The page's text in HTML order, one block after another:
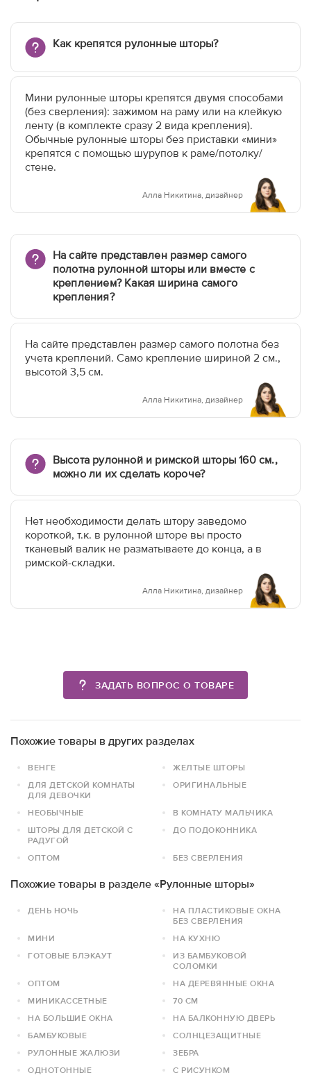
Как крепятся рулонные шторы?
Мини рулонные шторы крепятся двумя способами
(без сверления): зажимом на раму или на клейкую
ленту (в комплекте сразу 2 вида крепления).
Обычные рулонные шторы без приставки «мини»
крепятся с помощью шурупов к раме/потолку/
стене.
Алла Никитина, дизайнер
На сайте представлен размер самого
полотна рулонной шторы или вместе с
креплением? Какая ширина самого
крепления?
На сайте представлен размер самого полотна без
учета креплений. Само крепление шириной 2 см.,
высотой 3,5 см.
Алла Никитина, дизайнер
Высота рулонной и римской шторы 160 см.,
можно ли их сделать короче?
Нет необходимости делать штору заведомо
короткой, т.к. в рулонной шторе вы просто
тканевый валик не разматываете до конца, а в
римской-складки.
Алла Никитина, дизайнер
ЗАДАТЬ ВОПРОС О ТОВАРЕ
Похожие товары в других разделах
ВЕНГЕ
ЖЕЛТЫЕ ШТОРЫ
ДЛЯ ДЕТСКОЙ КОМНАТЫ
ДЛЯ ДЕВОЧКИ
ОРИГИНАЛЬНЫЕ
НЕОБЫЧНЫЕ
В КОМНАТУ МАЛЬЧИКА
ШТОРЫ ДЛЯ ДЕТСКОЙ С
РАДУГОЙ
ДО ПОДОКОННИКА
ОПТОМ БЕЗ СВЕРЛЕНИЯ
Похожие товары в разделе «Рулонные шторы»
ДЕНЬ НОЧЬ
НА ПЛАСТИКОВЫЕ ОКНА
БЕЗ СВЕРЛЕНИЯ
МИНИ
НА КУХНЮ
ГОТОВЫЕ БЛЭКАУТ
ИЗ БАМБУКОВОЙ
СОЛОМКИ
ОПТОМ
НА ДЕРЕВЯННЫЕ ОКНА
МИНИКАССЕТНЫЕ
70 СМ
НА БОЛЬШИЕ ОКНА
НА БАЛКОННУЮ ДВЕРЬ
БАМБУКОВЫЕ
СОЛНЦЕЗАЩИТНЫЕ
РУЛОННЫЕ ЖАЛЮЗИ
ЗЕБРА
ОДНОТОННЫЕ
С РИСУНКОМ